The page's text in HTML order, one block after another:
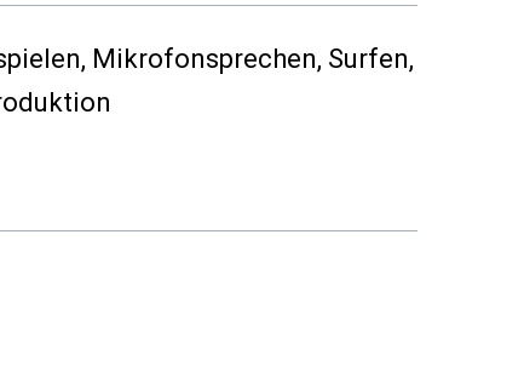
Mikrofonsprechen, Surfen,